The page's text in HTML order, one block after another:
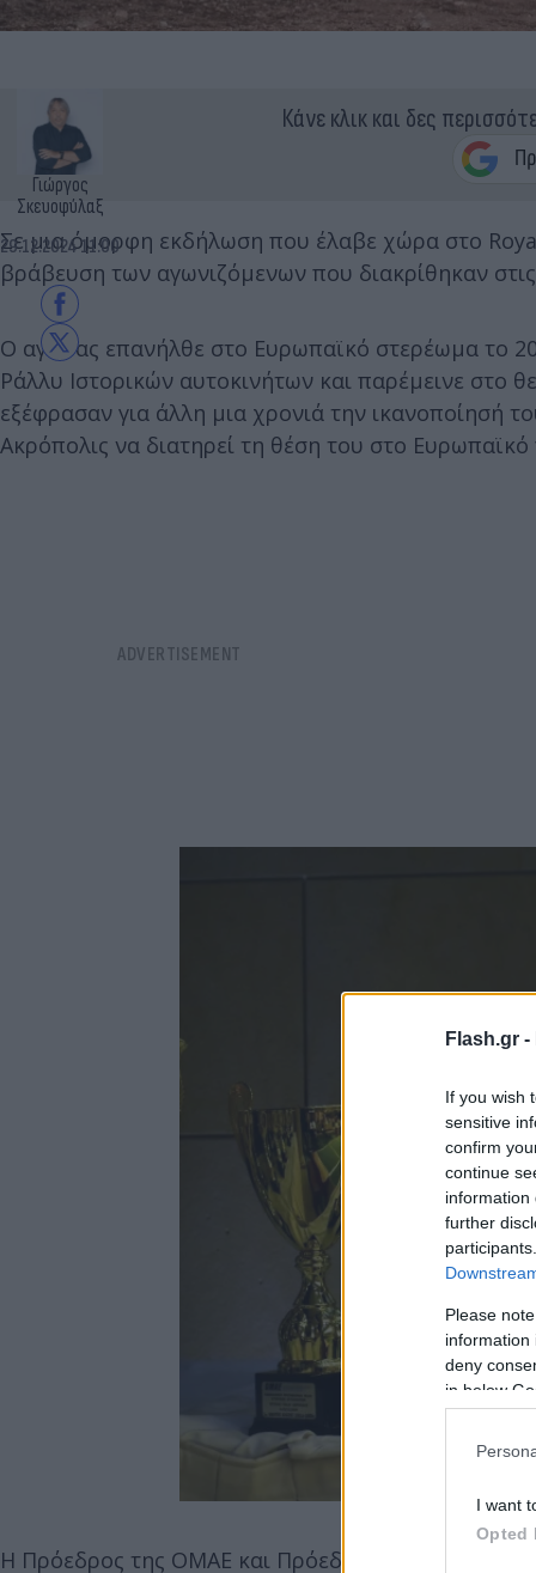
Flash.gr -
If you wish
sensitive
confirm
continue
information
further
Please
information
deny
in below
I want
Opted
Γιώργος
Σκευοφύλαξ
29.12.2024 11:00
Κάνε κλικ και δες
Σε μια όμορφη εκδήλωση που έλαβε χώρα στο
βράβευση των αγωνιζόμενων που διακρίθηκαν
Ο αγώνας επανήλθε στο Ευρωπαϊκό στερέωμα το
Ράλλυ Ιστορικών αυτοκινήτων και παρέμεινε στο
εξέφρασαν για άλλη μια χρονιά την ικανοποίησή
Ακρόπολις να διατηρεί τη θέση του στο
Η Πρόεδρος της ΟΜΑΕ και Πρόεδρος της